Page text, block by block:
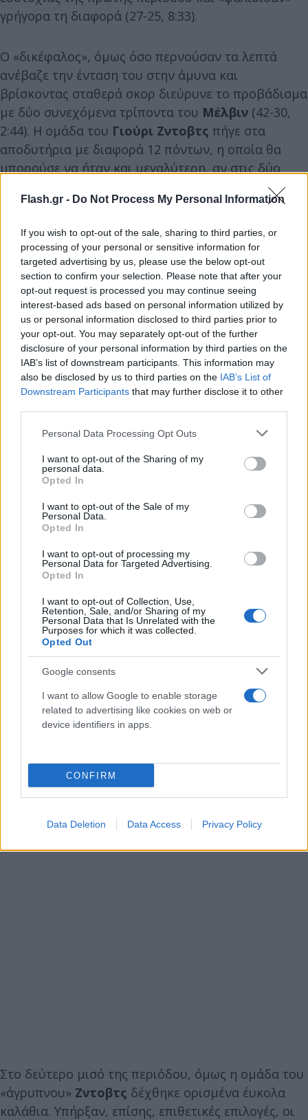
Flash.gr - Do Not Process My Personal Information
If you wish to opt-out of the sale, sharing to third parties, or
processing of your personal or sensitive information for
targeted advertising by us, please use the below opt-out
section to confirm your selection. Please note that after your
opt-out request is processed you may continue seeing
interest-based ads based on personal information utilized by
us or personal information disclosed to third parties prior to
your opt-out. You may separately opt-out of the further
disclosure of your personal information by third parties on the
IAB’s list of downstream participants. This information may
also be disclosed by us to third parties on the IAB’s List of
Downstream Participants that may further disclose it to other
Please note that this website/app uses one or more Google
not limited to your visit or usage behaviour. You may click to
grant or deny consent to Google and its third-party tags to
use your data for below specified purposes in below Google
consent section.
Personal Data Processing Opt Outs
I want to opt-out of the Sharing of my
personal data.
Opted In
I want to opt-out of the Sale of my
Personal Data.
Opted In
I want to opt-out of processing my
Personal Data for Targeted Advertising.
Opted In
I want to opt-out of Collection, Use,
Retention, Sale, and/or Sharing of my
Personal Data that Is Unrelated with the
Purposes for which it was collected.
Opted Out
Google consents
I want to allow Google to enable storage
related to advertising like cookies on web or
device identifiers in apps.
CONFIRM
Data Deletion Data Access Privacy Policy
γρήγορα τη διαφορά (27-25, 8:33).
Ο «δικέφαλος», όμως όσο περνούσαν τα λεπτά
ανέβαζε την ένταση του στην άμυνα και
βρίσκοντας σταθερά σκορ διεύρυνε το προβάδισμα
με δύο συνεχόμενα τρίποντα του Μέλβιν (42-30,
2:44). Η ομάδα του Γιούρι Ζντοβτς πήγε στα
αποδυτήρια με διαφορά 12 πόντων, η οποία θα
μπορούσε να ήταν και μεγαλύτερη, αν στις δύο
τελευταίες επιθέσεις υπήρχε περισσότερο καθαρό
μυαλό.
Στην εκκίνηση του δεκαλέπτου η άμυνα του
και ο επιθετικός πλουραλισμός της ομάδας του
«δικεφάλου» διατήρησε τη διαφορά σε διψήφιο
αριθμό, διευρύνοντας το προβάδισμα (54-37, 5:40).
Στο δεύτερο μισό της περιόδου, όμως η ομάδα του
«άγρυπνου» Ζντοβτς δέχθηκε ορισμένα έυκολα
καλάθια. Υπήρξαν, επίσης, επιθετικές επιλογές, οι